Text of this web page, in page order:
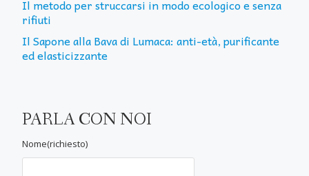
Il metodo per struccarsi in modo ecologico e senza
rifiuti
Il Sapone alla Bava di Lumaca: anti-età, purificante
ed elasticizzante
PARLA CON NOI
Nome(richiesto)